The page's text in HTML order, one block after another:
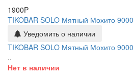
1900P
TIKOBAR SOLO Мятный Мохито 9000
Уведомить о наличии
TIKOBAR SOLO Мятный Мохито 9000
..
Нет в наличии